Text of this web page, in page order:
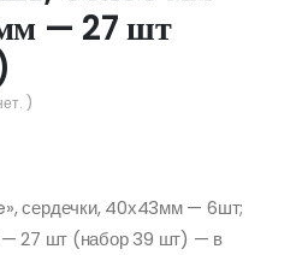
— 27 шт
)
сердечки, 40х43мм — 6шт;
27 шт (набор 39 шт) — в